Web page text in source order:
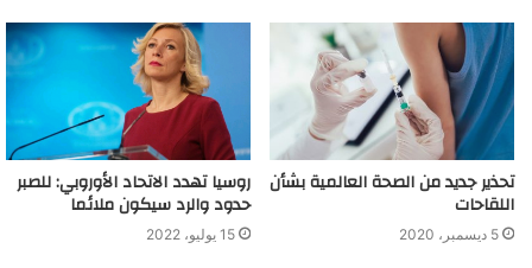
تحذير جديد من الصحة العالمية بشأن
اللقاحات
5 ديسمبر، 2020
روسيا تهدد الاتحاد الأوروبي: للصبر
حدود والرد سيكون ملائما
15 يوليو، 2022